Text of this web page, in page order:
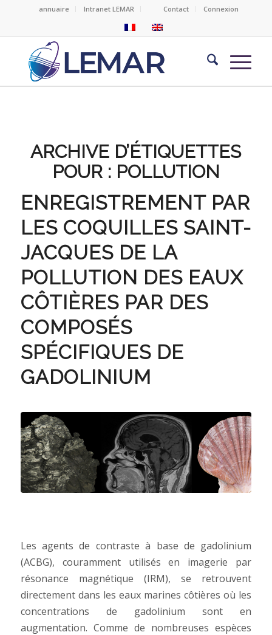
annuaire Intranet LEMAR Contact Connexion
ARCHIVE D’ÉTIQUETTES
POUR : POLLUTION
ENREGISTREMENT PAR
LES COQUILLES SAINT-
JACQUES DE LA
POLLUTION DES EAUX
CÔTIÈRES PAR DES
COMPOSÉS
SPÉCIFIQUES DE
GADOLINIUM
Les agents de contraste à base de gadolinium
(ACBG), couramment utilisés en imagerie par
résonance magnétique (IRM), se retrouvent
directement dans les eaux marines côtières où les
concentrations de gadolinium sont en
augmentation. Comme de nombreuses espèces